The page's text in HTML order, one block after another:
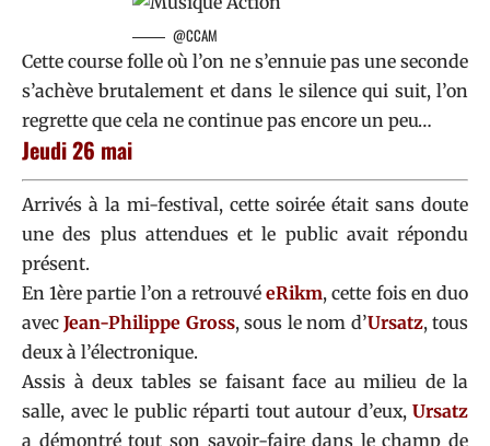
@CCAM
Cette course folle où l’on ne s’ennuie pas une seconde
s’achève brutalement et dans le silence qui suit, l’on
regrette que cela ne continue pas encore un peu…
Jeudi 26 mai
Arrivés à la mi-festival, cette soirée était sans doute
une des plus attendues et le public avait répondu
présent.
En 1ère partie l’on a retrouvéeRikm, cette fois en duo
avecJean-Philippe Gross, sous le nom d’Ursatz, tous
deux à l’électronique.
Assis à deux tables se faisant face au milieu de la
salle, avec le public réparti tout autour d’eux,Ursatz
a démontré tout son savoir-faire dans le champ de